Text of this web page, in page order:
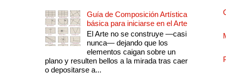
Guía de Composición Artística
básica para iniciarse en el Arte
El Arte no se construye —casi
nunca— dejando que los
elementos caigan sobre un
plano y resulten bellos a la mirada tras caer
o depositarse a...